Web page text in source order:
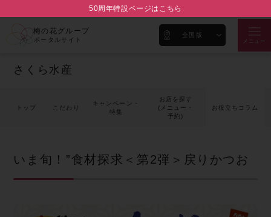
50周年特設ページはこちら
梅の花グループ
ポータルサイト
全国版
メニュー
さくら水産
トップ こだわり
キャンペーン・
特集
お店を探す
(メニュー・
予約)
お役立ちコラム
いま旬！”食材探求＜第2弾＞戻りかつお